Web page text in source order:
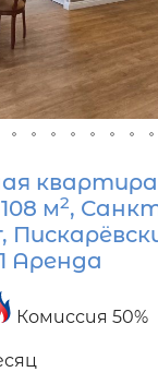
квартира
м2,
Аренда
Комиссия 50%